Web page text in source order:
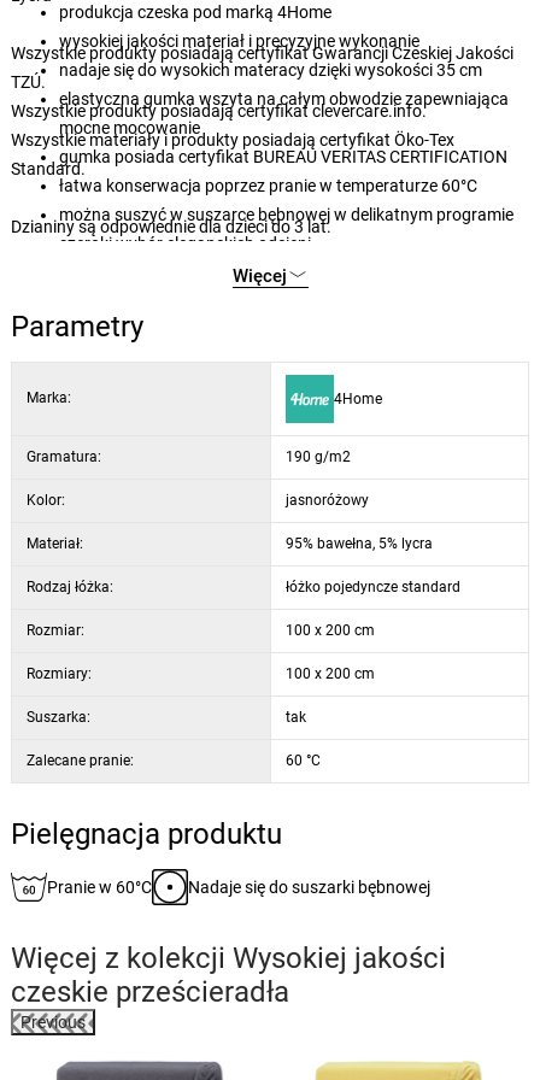
produkcja czeska pod marką 4Home
wysokiej jakości materiał i precyzyjne wykonanie
nadaje się do wysokich materacy dzięki wysokości 35 cm
elastyczna gumka wszyta na całym obwodzie zapewniająca
mocne mocowanie
gumka posiada certyfikat BUREAU VERITAS CERTIFICATION
łatwa konserwacja poprzez pranie w temperaturze 60°C
można suszyć w suszarce bębnowej w delikatnym programie
szeroki wybór eleganckich odcieni
Wszystkie produkty posiadają certyfikat Gwarancji Czeskiej Jakości
TZÚ.
Wszystkie produkty posiadają certyfikat clevercare.info.
Wszystkie materiały i produkty posiadają certyfikat Öko-Tex
Standard.
Dzianiny są odpowiednie dla dzieci do 3 lat.
Więcej
Parametry
Marka: 4Home
Gramatura: 190 g/m2
Kolor: jasnoróżowy
Materiał: 95% bawełna, 5% lycra
Rodzaj łóżka: łóżko pojedyncze standard
Rozmiar: 100 x 200 cm
Rozmiary: 100 x 200 cm
Suszarka: tak
Zalecane pranie: 60 °C
Pielęgnacja produktu
Pranie w 60°C Nadaje się do suszarki bębnowej
Więcej z kolekcji Wysokiej jakości
czeskie prześcieradła
Previous